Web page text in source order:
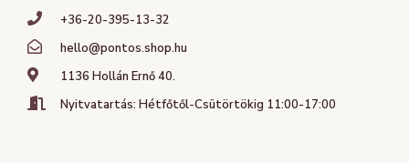
+36-20-395-13-32
hello@pontos.shop.hu
1136 Hollán Ernő 40.
Nyitvatartás: Hétfőtől-Csütörtökig 11:00-17:00